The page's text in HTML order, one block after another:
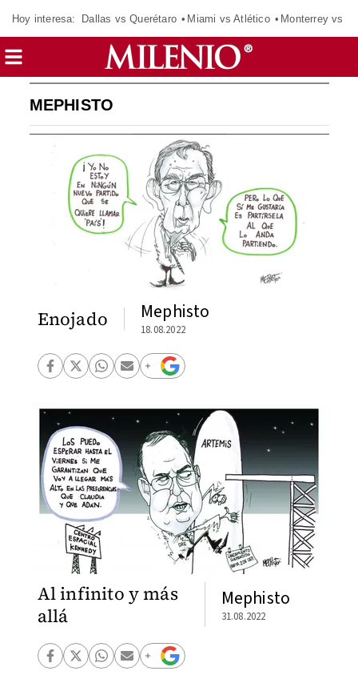
Hoy interesa: Dallas vs Querétaro Miami vs Atlético Monterrey vs
MEPHISTO
Enojado Mephisto
18.08.2022
Al infinito y más
allá
Mephisto
31.08.2022